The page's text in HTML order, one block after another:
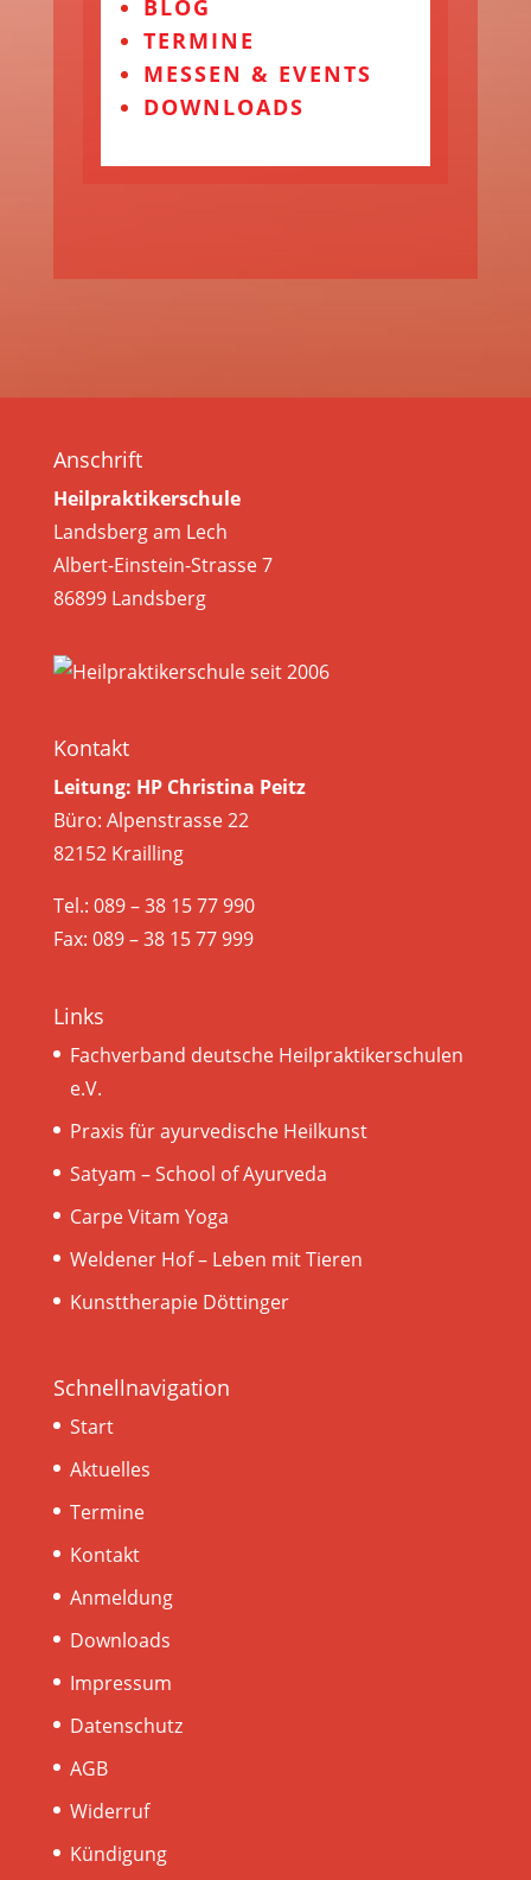
BLOG
TERMINE
MESSEN & EVENTS
DOWNLOADS
Anschrift
Heilpraktikerschule
Landsberg am Lech
Albert-Einstein-Strasse 7
86899 Landsberg
Kontakt
Leitung: HP Christina Peitz
Büro: Alpenstrasse 22
82152 Krailling
Tel.: 089 – 38 15 77 990
Fax: 089 – 38 15 77 999
Links
Fachverband deutsche Heilpraktikerschulen
e.V.
Praxis für ayurvedische Heilkunst
Satyam – School of Ayurveda
Carpe Vitam Yoga
Weldener Hof – Leben mit Tieren
Kunsttherapie Döttinger
Schnellnavigation
Start
Aktuelles
Termine
Kontakt
Anmeldung
Downloads
Impressum
Datenschutz
AGB
Widerruf
Kündigung